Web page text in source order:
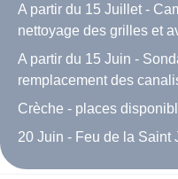
A partir du 15 Juillet -
nettoyage des grilles et
A partir du 15 Juin -
remplacement des
Crèche - places
20 Juin - Feu de la Saint